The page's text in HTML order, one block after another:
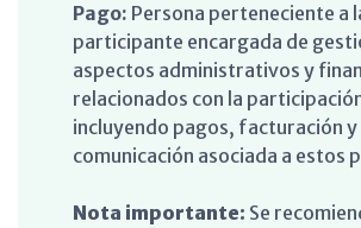
Pago: Persona perteneciente a
participante encargada de
aspectos administrativos y
relacionados con la
incluyendo pagos, facturación y
comunicación asociada a estos
Nota importante: Se